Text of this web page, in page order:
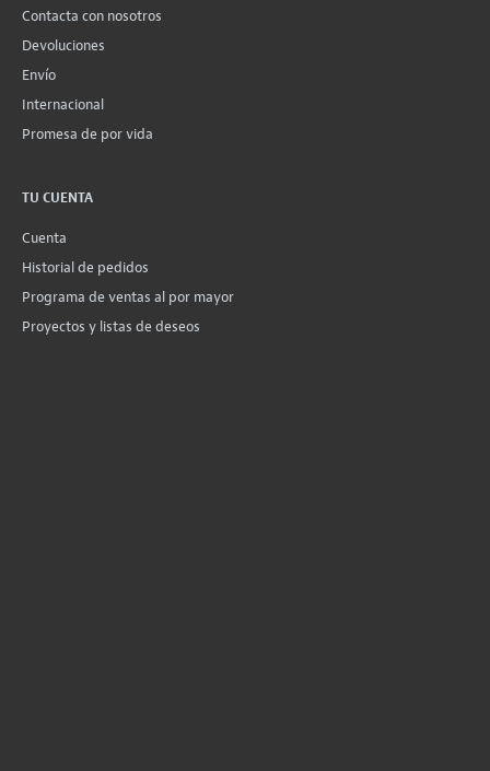
Contacta con nosotros
Devoluciones
Envío
Internacional
Promesa de por vida
TU CUENTA
Cuenta
Historial de pedidos
Programa de ventas al por mayor
Proyectos y listas de deseos